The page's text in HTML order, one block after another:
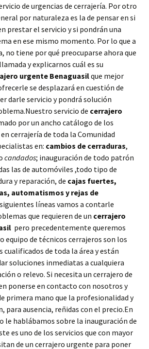
de urgencias de cerrajería. Por otro
por naturaleza es la de pensar en si
prestar el servicio y si pondrán una
en ese mismo momento. Por lo que a
no tiene por qué preocuparse ahora que
y explicarnos cuál es su
urgente Benaguasilque mejor
se desplazará en cuestión de
darle servicio y pondrá solución
servicio de cerrajero
por un ancho catálogo de los
cerrajería de toda la Comunidad
en: cambios de cerraduras,
candados; inauguración de todo patrón
las de automóviles ,todo tipo de
y reparación, de cajas fuertes,
automatismos y rejas de
líneas vamos a contarle
que requieren de un cerrajero
pero precedentemente queremos
equipo de técnicos cerrajeros son los
cualificados de toda la área y están
soluciones inmediatas a cualquiera
o relevo. Si necesita un cerrajero de
ponerse en contacto con nosotros y
primera mano que la profesionalidad y
para ausencia, reñidas con el precio.En
le hablábamos sobre la inauguración de
es uno de los servicios que con mayor
de un cerrajero urgente para poner